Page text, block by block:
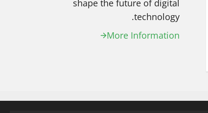
shape the future of digital
technology.
More Information